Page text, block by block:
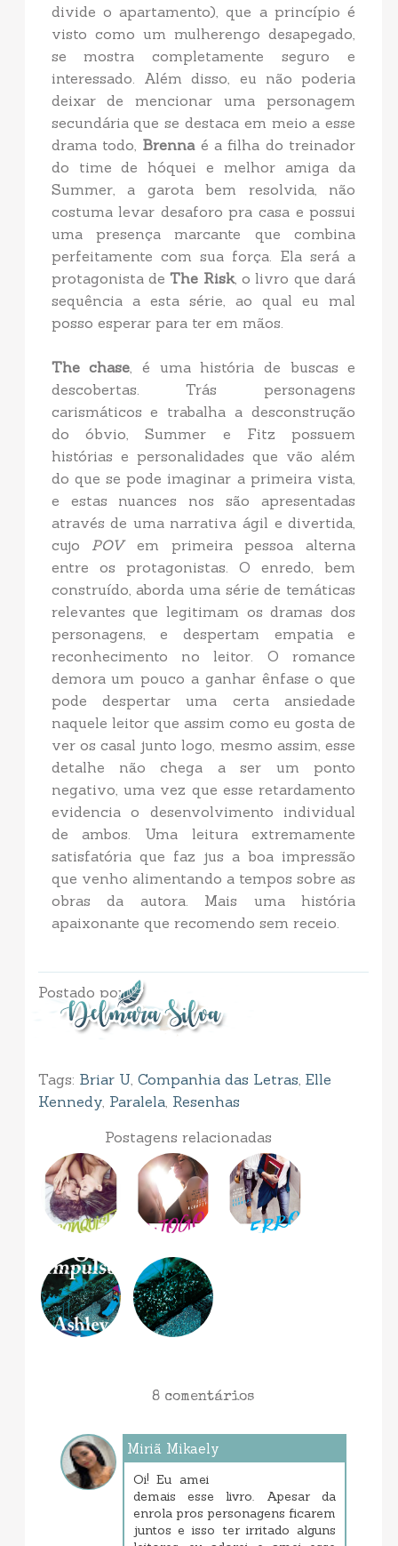
divide o apartamento), que a princípio é
visto como um mulherengo desapegado,
se mostra completamente seguro e
interessado. Além disso, eu não poderia
deixar de mencionar uma personagem
secundária que se destaca em meio a esse
drama todo, Brenna é a filha do treinador
do time de hóquei e melhor amiga da
Summer, a garota bem resolvida, não
costuma levar desaforo pra casa e possui
uma presença marcante que combina
perfeitamente com sua força. Ela será a
protagonista deThe Risk, o livro que dará
sequência a esta série, ao qual eu mal
posso esperar para ter em mãos.
The chase, é uma história de buscas e
descobertas. Trás personagens
carismáticos e trabalha a desconstrução
do óbvio, Summer e Fitz possuem
histórias e personalidades que vão além
do que se pode imaginar a primeira vista,
e estas nuances nos são apresentadas
através de uma narrativa ágil e divertida,
cujo POVem primeira pessoa alterna
entre os protagonistas. O enredo, bem
construído, aborda uma série de temáticas
relevantes que legitimam os dramas dos
personagens, e despertam empatia e
reconhecimento no leitor. O romance
demora um pouco a ganhar ênfase o que
pode despertar uma certa ansiedade
naquele leitor que assim como eu gosta de
ver os casal junto logo, mesmo assim, esse
detalhe não chega a ser um ponto
negativo, uma vez que esse retardamento
evidencia o desenvolvimento individual
de ambos. Uma leitura extremamente
satisfatória que faz jus a boa impressão
que venho alimentando a tempos sobre as
obras da autora. Mais uma história
apaixonante que recomendo sem receio.
Postado por
Tags: Briar U, Companhia das Letras, Elle
Kennedy, Paralela, Resenhas
Postagens relacionadas
8 comentários
Miriã Mikaely
Oi! Eu amei
demais esse livro. Apesar da
enrola pros personagens ficarem
juntos e isso ter irritado alguns